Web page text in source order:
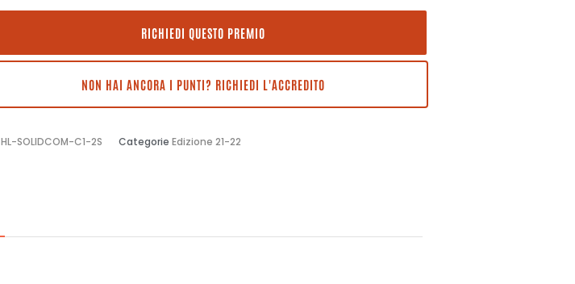
RICHIEDI QUESTO PREMIO
NON HAI ANCORA I PUNTI? RICHIEDI L'ACCREDITO
HL-SOLIDCOM-C1-2S Categorie Edizione 21-22